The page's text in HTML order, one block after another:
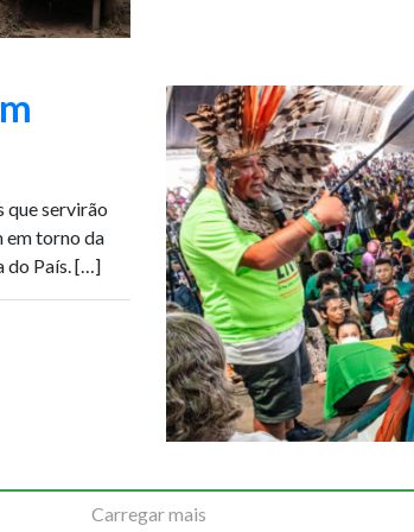
que servirão
em torno da
do País. […]
Carregar mais